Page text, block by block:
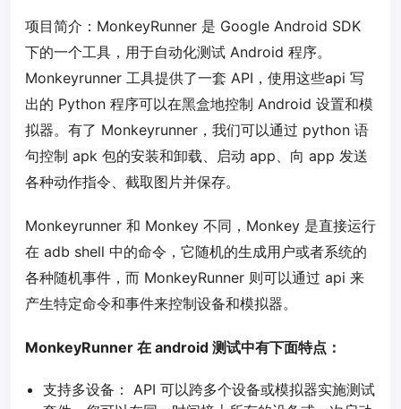
项目简介：MonkeyRunner 是 Google Android SDK
下的一个工具，用于自动化测试 Android 程序。
Monkeyrunner 工具提供了一套 API，使用这些api 写
出的 Python 程序可以在黑盒地控制 Android 设置和模
拟器。有了 Monkeyrunner，我们可以通过 python 语
句控制 apk 包的安装和卸载、启动 app、向 app 发送
各种动作指令、截取图片并保存。
Monkeyrunner 和 Monkey 不同，Monkey 是直接运行
在 adb shell 中的命令，它随机的生成用户或者系统的
各种随机事件，而 MonkeyRunner 则可以通过 api 来
产生特定命令和事件来控制设备和模拟器。
MonkeyRunner 在 android 测试中有下面特点：
支持多设备： API 可以跨多个设备或模拟器实施测试